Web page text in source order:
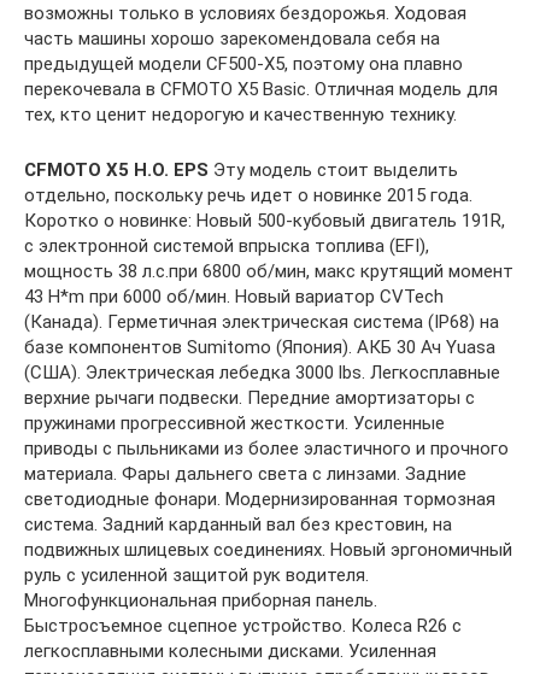
возможны только в условиях бездорожья. Ходовая
часть машины хорошо зарекомендовала себя на
предыдущей модели CF500-X5, поэтому она плавно
перекочевала в CFMOTO X5 Basic. Отличная модель для
тех, кто ценит недорогую и качественную технику.
CFMOTO X5 H.O. EPS Эту модель стоит выделить
отдельно, поскольку речь идет о новинке 2015 года.
Коротко о новинке: Новый 500-кубовый двигатель 191R,
с электронной системой впрыска топлива (EFI),
мощность 38 л.с.при 6800 об/мин, макс крутящий момент
43 H*m при 6000 об/мин. Новый вариатор CVTech
(Канада). Герметичная электрическая система (IP68) на
базе компонентов Sumitomo (Япония). АКБ 30 Ач Yuasa
(США). Электрическая лебедка 3000 lbs. Легкосплавные
верхние рычаги подвески. Передние амортизаторы с
пружинами прогрессивной жесткости. Усиленные
приводы с пыльниками из более эластичного и прочного
материала. Фары дальнего света с линзами. Задние
светодиодные фонари. Модернизированная тормозная
система. Задний карданный вал без крестовин, на
подвижных шлицевых соединениях. Новый эргономичный
руль с усиленной защитой рук водителя.
Многофункциональная приборная панель.
Быстросъемное сцепное устройство. Колеса R26 с
легкосплавными колесными дисками. Усиленная